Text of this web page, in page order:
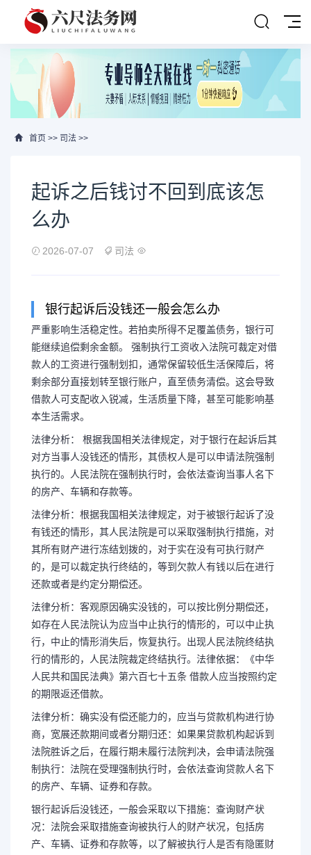
首页 >> 司法 >>
起诉之后钱讨不回到底该怎
么办
2026-07-07 司法
银行起诉后没钱还一般会怎么办
严重影响生活稳定性。若拍卖所得不足覆盖债务，银行可
能继续追偿剩余金额。 强制执行工资收入法院可裁定对借
款人的工资进行强制划扣，通常保留较低生活保障后，将
剩余部分直接划转至银行账户，直至债务清偿。这会导致
借款人可支配收入锐减，生活质量下降，甚至可能影响基
本生活需求。
法律分析： 根据我国相关法律规定，对于银行在起诉后其
对方当事人没钱还的情形，其债权人是可以申请法院强制
执行的。人民法院在强制执行时，会依法查询当事人名下
的房产、车辆和存款等。
法律分析：根据我国相关法律规定，对于被银行起诉了没
有钱还的情形，其人民法院是可以采取强制执行措施，对
其所有财产进行冻结划拨的，对于实在没有可执行财产
的，是可以裁定执行终结的，等到欠款人有钱以后在进行
还款或者是约定分期偿还。
法律分析：客观原因确实没钱的，可以按比例分期偿还，
如存在人民法院认为应当中止执行的情形的，可以中止执
行，中止的情形消失后，恢复执行。出现人民法院终结执
行的情形的，人民法院裁定终结执行。法律依据：《中华
人民共和国民法典》第六百七十五条 借款人应当按照约定
的期限返还借款。
法律分析：确实没有偿还能力的，应当与贷款机构进行协
商，宽展还款期间或者分期归还：如果果贷款机构起诉到
法院胜诉之后，在履行期未履行法院判决，会申请法院强
制执行：法院在受理强制执行时，会依法查询贷款人名下
的房产、车辆、证券和存款。
银行起诉后没钱还，一般会采取以下措施：查询财产状
况：法院会采取措施查询被执行人的财产状况，包括房
产、车辆、证券和存款等，以了解被执行人是否有隐匿财
起诉之后钱讨不回到
严重影响生活稳定性。若拍卖
可能继续追偿剩余金额。 强制执行
款人的工资进行强制划扣，通常保
余部分直...